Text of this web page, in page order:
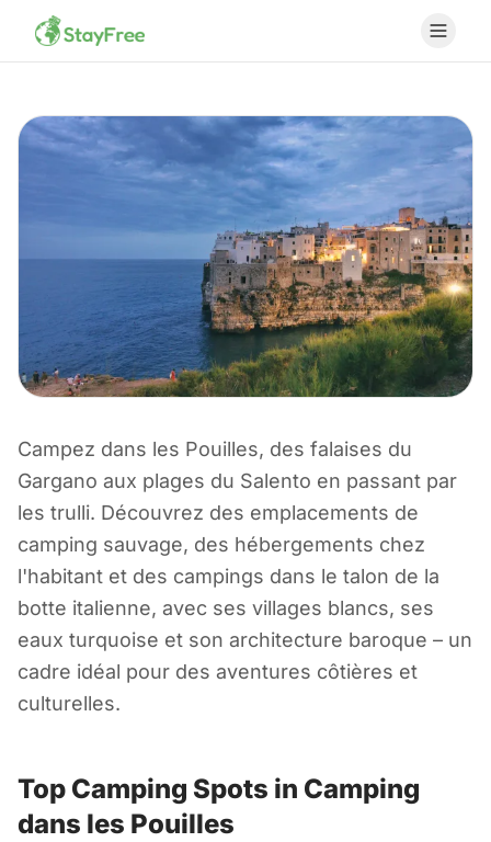
CAMPING EN ITALIE
Camping dans les
Pouilles
Italie
Campez dans les Pouilles, des falaises du
Gargano aux plages du Salento en passant par
les trulli. Découvrez des emplacements de
camping sauvage, des hébergements chez
l'habitant et des campings dans le talon de la
botte italienne, avec ses villages blancs, ses
eaux turquoise et son architecture baroque – un
cadre idéal pour des aventures côtières et
culturelles.
Top Camping Spots in Camping
dans les Pouilles